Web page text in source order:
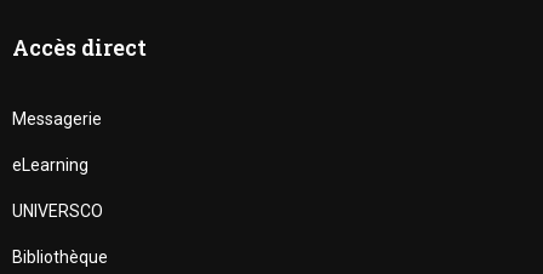
Accès direct
Messagerie
eLearning
UNIVERSCO
Bibliothèque